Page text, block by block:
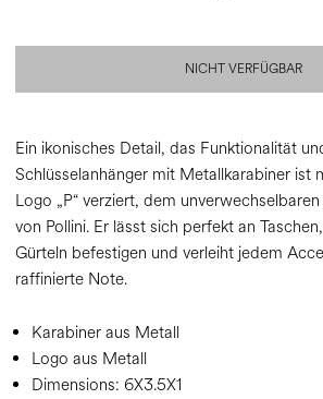
NICHT VERFÜGBAR
Ein ikonisches Detail, das Funktionalität
Schlüsselanhänger mit Metallkarabiner ist
Logo „P“ verziert, dem
von Pollini. Er lässt sich perfekt an
Gürteln befestigen und verleiht jedem
raffinierte Note.
Karabiner aus Metall
Logo aus Metall
Dimensions: 6X3.5X1